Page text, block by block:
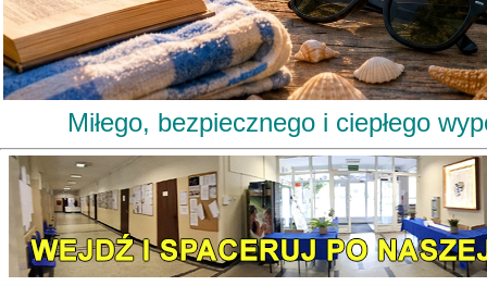
Miłego, bezpiecznego i ciepłego